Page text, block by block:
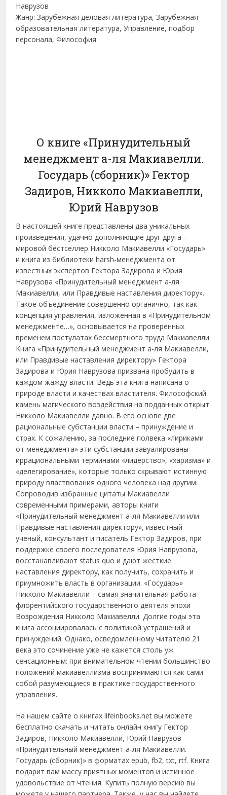
Наврузов
Жанр: Зарубежная деловая литература, Зарубежная
образовательная литература, Управление, подбор
персонала, Философия
О книге «Принудительный
менеджмент а-ля Макиавелли.
Государь (сборник)» Гектор
Задиров, Никколо Макиавелли,
Юрий Наврузов
В настоящей книге представлены два уникальных
произведения, удачно дополняющие друг друга –
мировой бестселлер Никколо Макиавелли «Государь»
и книга из библиотеки harsh-менеджмента от
известных экспертов Гектора Задирова и Юрия
Наврузова «Принудительный менеджмент а-ля
Макиавелли, или Правдивые наставления директору».
Такое объединение совершенно органично, так как
концепция управления, изложенная в «Принудительном
менеджменте…», основывается на проверенных
временем постулатах бессмертного труда Макиавелли.
Книга «Принудительный менеджмент а-ля Макиавелли,
или Правдивые наставления директору» Гектора
Задирова и Юрия Наврузова призвана пробудить в
каждом жажду власти. Ведь эта книга написана о
природе власти и качествах властителя. Философский
камень магического воздействия на подданных открыт
Никколо Макиавелли давно. В его основе две
рациональные субстанции власти – принуждение и
страх. К сожалению, за последние полвека «лириками
от менеджмента» эти субстанции завуалированы
иррациональными терминами «лидерство», «харизма» и
«делегирование», которые только скрывают истинную
природу властвования одного человека над другим.
Сопроводив избранные цитаты Макиавелли
современными примерами, авторы книги
«Принудительный менеджмент а-ля Макиавелли или
Правдивые наставления директору», известный
ученый, консультант и писатель Гектор Задиров, при
поддержке своего последователя Юрия Наврузова,
восстанавливают status quo и дают жесткие
наставления директору, как получить, сохранить и
приумножить власть в организации. «Государь»
Никколо Макиавелли – самая значительная работа
флорентийского государственного деятеля эпохи
Возрождения Никколо Макиавелли. Долгие годы эта
книга ассоциировалась с политикой устрашений и
принуждений. Однако, осведомленному читателю 21
века это сочинение уже не кажется столь уж
сенсационным: при внимательном чтении большинство
положений макиавеллизма воспринимаются как сами
собой разумеющиеся в практике государственного
управления.
На нашем сайте о книгах lifeinbooks.net вы можете
бесплатно скачать и читать онлайн книгу Гектор
Задиров, Никколо Макиавелли, Юрий Наврузов
«Принудительный менеджмент а-ля Макиавелли.
Государь (сборник)» в форматах epub, fb2, txt, rtf. Книга
подарит вам массу приятных моментов и истинное
удовольствие от чтения. Купить полную версию вы